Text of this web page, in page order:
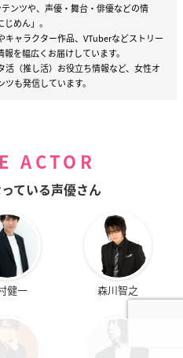
ンツや、声優・舞台・俳優などの情
めん」。
ャラクター作品、VTuberなどストリー
を幅広くお届けしています。
（推し活）お役立ち情報など、女性オ
も発信しています。
ACTOR
ている声優さん
健一 森川智之